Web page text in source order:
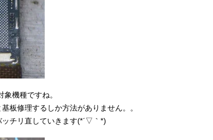
機種ですね。
板修理するしか方法がありません。。
チリ直していきます(*´▽｀*)